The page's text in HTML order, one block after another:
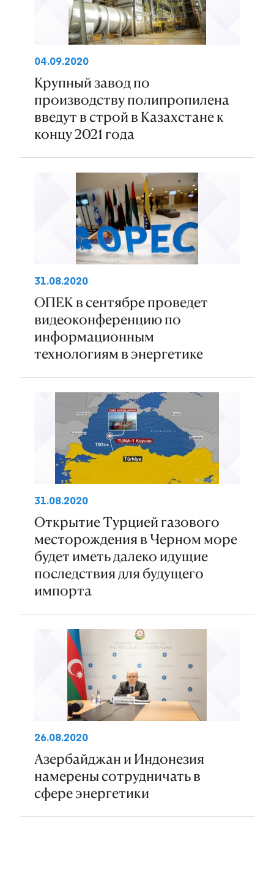
04.09.2020
Крупный завод по
производству полипропилена
введут в строй в Казахстане к
концу 2021 года
31.08.2020
ОПЕК в сентябре проведет
видеоконференцию по
информационным
технологиям в энергетике
31.08.2020
Открытие Турцией газового
месторождения в Черном море
будет иметь далеко идущие
последствия для будущего
импорта
26.08.2020
Азербайджан и Индонезия
намерены сотрудничать в
сфере энергетики